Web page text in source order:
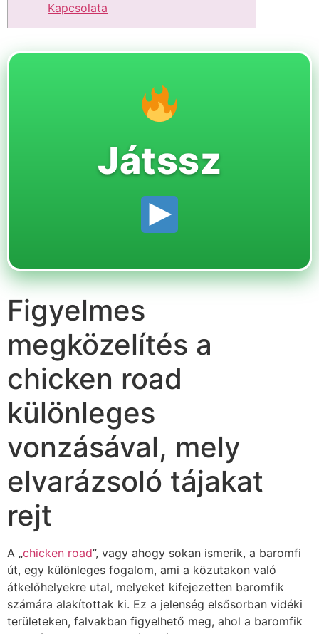
Kapcsolata
Játssz
Figyelmes
megközelítés a
chicken road
különleges
vonzásával, mely
elvarázsoló tájakat
rejt
A „chicken road”, vagy ahogy sokan ismerik, a baromfi
út, egy különleges fogalom, ami a közutakon való
átkelőhelyekre utal, melyeket kifejezetten baromfik
számára alakítottak ki. Ez a jelenség elsősorban vidéki
területeken, falvakban figyelhető meg, ahol a baromfik